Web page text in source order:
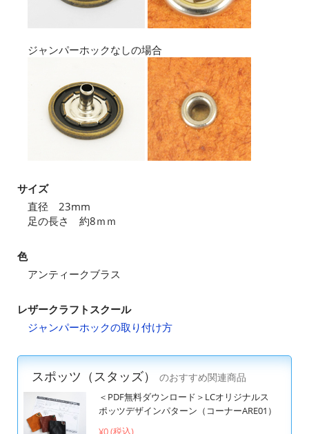
ジャンパーホックなしの場合
サイズ
直径 23mm
足の長さ 約8ｍｍ
色
アンティークブラス
レザークラフトスクール
ジャンパーホックの取り付け方
スポッツ（スタッズ）
のおすすめ関連商品
＜PDF無料ダウンロード＞LCオリジナルス
ポッツデザインパターン（コーナーARE01）
¥0 (税込)